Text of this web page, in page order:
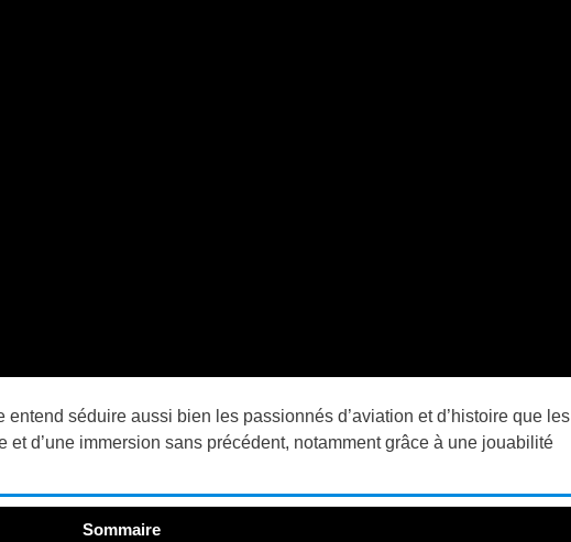
séduire aussi bien les passionnés d’aviation et d’histoire que les
et d’une immersion sans précédent, notamment grâce à une jouabilité
Sommaire